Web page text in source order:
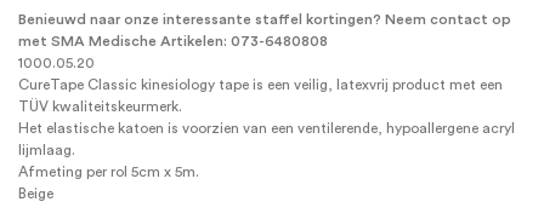
Benieuwd naar onze interessante staffel kortingen? Neem contact op
met SMA Medische Artikelen: 073-6480808
1000.05.20
CureTape Classic kinesiology tape is een veilig, latexvrij product met een
TÜV kwaliteitskeurmerk.
Het elastische katoen is voorzien van een ventilerende, hypoallergene acryl
lijmlaag.
Afmeting per rol 5cm x 5m.
Beige